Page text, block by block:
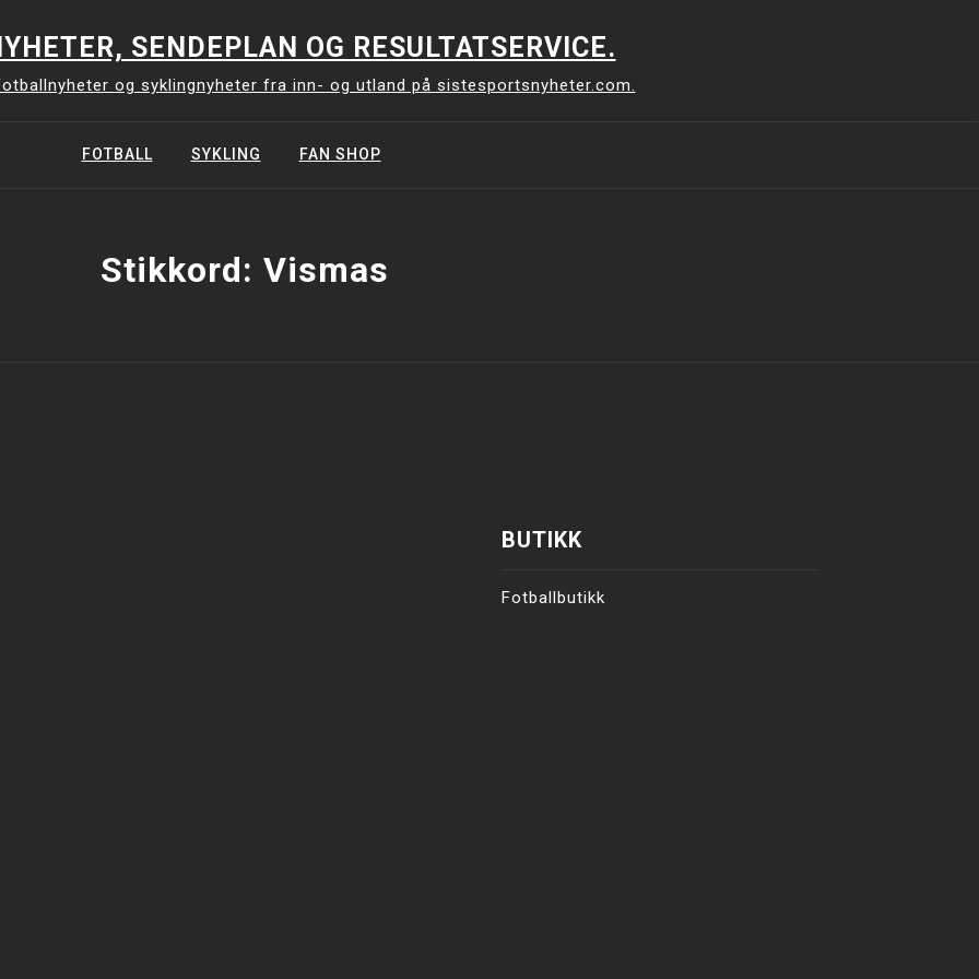
SENDEPLAN OG RESULTATSERVICE.
og syklingnyheter fra inn- og utland på sistesportsnyheter.com.
FOTBALL SYKLING FAN SHOP
Stikkord: Vismas
BUTIKK
Fotballbutikk